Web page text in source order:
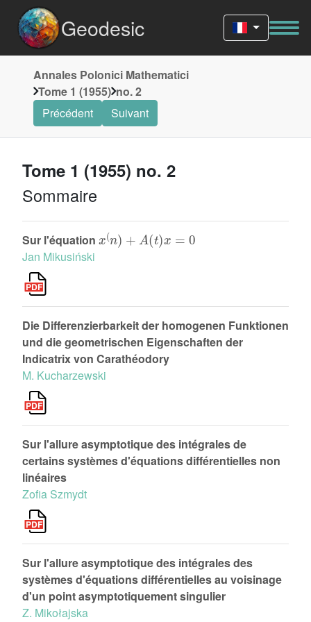
Geodesic
Annales Polonici Mathematici
Tome 1 (1955) no. 2
Précédent
Suivant
Tome 1 (1955) no. 2
Sommaire
Sur l'équation
( n) t ) x
Jan Mikusiński
Die Differenzierbarkeit der homogenen Funktionen
und die geometrischen Eigenschaften der
Indicatrix von Carathéodory
M. Kucharzewski
Sur l'allure asymptotique des intégrales de
certains systèmes d'équations différentielles non
linéaires
Zofia Szmydt
Sur l'allure asymptotique des intégrales des
systèmes d'équations différentielles au voisinage
d'un point asymptotiquement singulier
Z. Mikołajska